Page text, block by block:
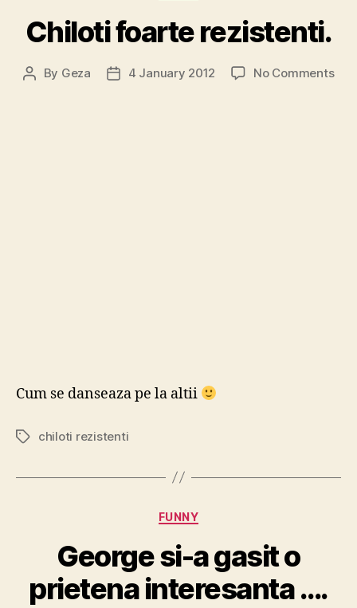
Chiloti foarte rezistenti.
Post
By Geza
Post4 January 2012 No Commentson
Cum se danseaza pe la altii
Tagschiloti rezistenti
Categories
FUNNY
George si-a gasit o
prietena interesanta ….